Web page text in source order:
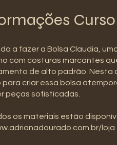
Curso
a fazer a Bolsa Claudia,
com costuras marcantes
de alto padrão. Nesta
para criar essa bolsa
peças sofisticadas.
os materiais estão
loja